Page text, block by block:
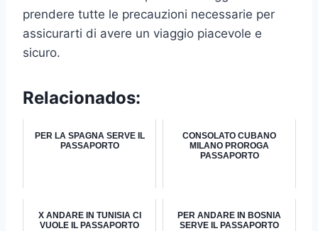
prendere tutte le precauzioni necessarie per
assicurarti di avere un viaggio piacevole e
sicuro.
Relacionados:
PER LA SPAGNA SERVE IL
PASSAPORTO
CONSOLATO CUBANO
MILANO PROROGA
PASSAPORTO
X ANDARE IN TUNISIA CI
VUOLE IL PASSAPORTO
PER ANDARE IN BOSNIA
SERVE IL PASSAPORTO